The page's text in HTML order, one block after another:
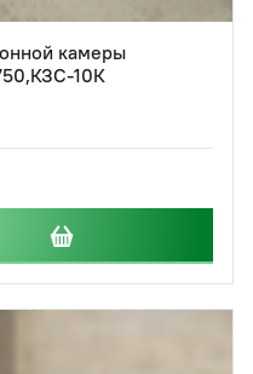
камеры
10К